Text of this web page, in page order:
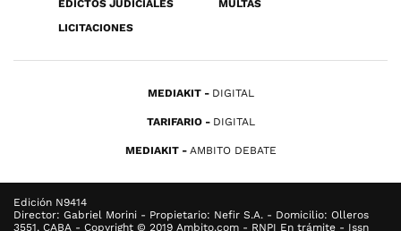
EDICTOS JUDICIALES
MULTAS
LICITACIONES
MEDIAKIT DIGITAL
TARIFARIO DIGITAL
MEDIAKIT AMBITO DEBATE
Edición N9414
Director: Gabriel Morini - Propietario: Nefir S.A. - Domicilio: Olleros
3551, CABA - Copyright © 2019 Ambito.com - RNPI En trámite - Issn